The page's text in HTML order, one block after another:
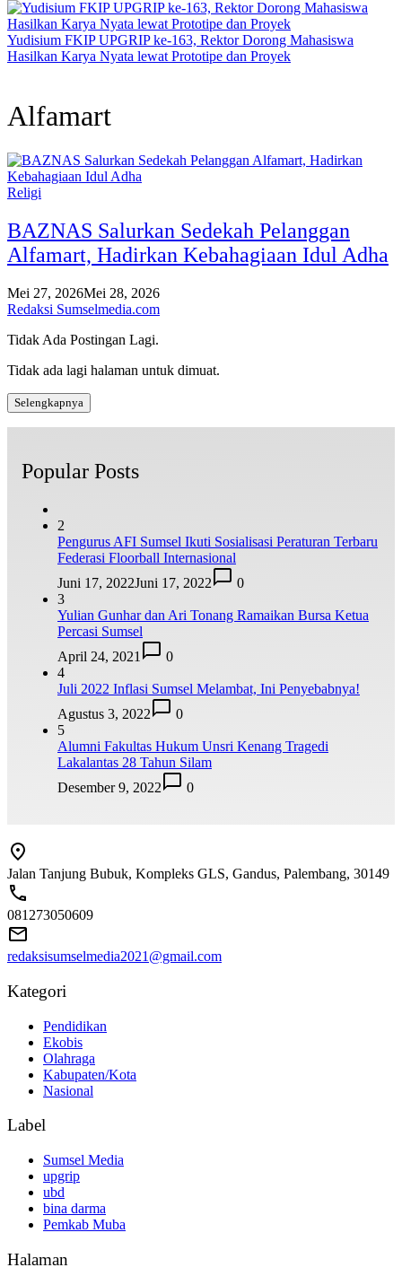
Yudisium FKIP UPGRIP ke-163, Rektor Dorong Mahasiswa
Hasilkan Karya Nyata lewat Prototipe dan Proyek
Alfamart
Religi
BAZNAS Salurkan Sedekah Pelanggan
Alfamart, Hadirkan Kebahagiaan Idul Adha
Mei 27, 2026Mei 28, 2026
Redaksi Sumselmedia.com
Tidak Ada Postingan Lagi.
Tidak ada lagi halaman untuk dimuat.
Selengkapnya
Popular Posts
2
Pengurus AFI Sumsel Ikuti Sosialisasi Peraturan Terbaru
Federasi Floorball Internasional
Juni 17, 2022Juni 17, 2022
0
3
Yulian Gunhar dan Ari Tonang Ramaikan Bursa Ketua
Percasi Sumsel
April 24, 2021
0
4
Juli 2022 Inflasi Sumsel Melambat, Ini Penyebabnya!
Agustus 3, 2022
0
5
Alumni Fakultas Hukum Unsri Kenang Tragedi
Lakalantas 28 Tahun Silam
Desember 9, 2022
0
Jalan Tanjung Bubuk, Kompleks GLS, Gandus, Palembang, 30149
081273050609
redaksisumselmedia2021@gmail.com
Kategori
Pendidikan
Ekobis
Olahraga
Kabupaten/Kota
Nasional
Label
Sumsel Media
upgrip
ubd
bina darma
Pemkab Muba
Halaman